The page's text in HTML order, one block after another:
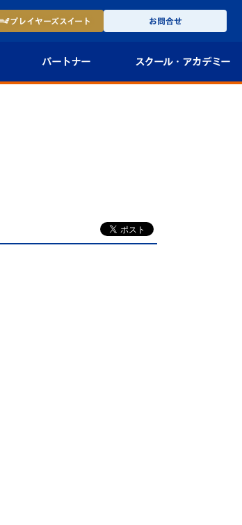
プレイヤーズスイート お問合せ
パートナー スクール・ アカデミー
スクール